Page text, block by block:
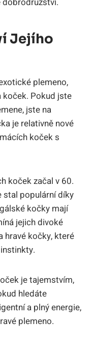
Jejího
plemeno,
koček. Pokud jste
jste na
je relativně nové
koček s
koček začal v 60.
stal populární díky
kočky mají
jejich divoké
hravé kočky, které
je tajemstvím,
hledáte
a plný energie,
plemeno.